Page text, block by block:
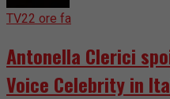
TV22 ore fa
Antonella Clerici
Voice Celebrity in